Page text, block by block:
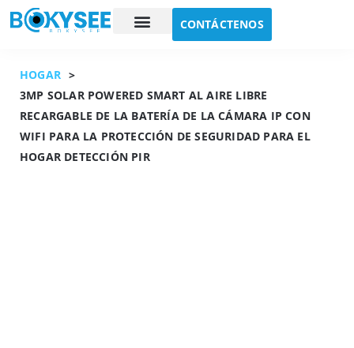
CONTÁCTENOS
HOGAR >
3MP SOLAR POWERED SMART AL AIRE LIBRE
RECARGABLE DE LA BATERÍA DE LA CÁMARA IP CON
WIFI PARA LA PROTECCIÓN DE SEGURIDAD PARA EL
HOGAR DETECCIÓN PIR